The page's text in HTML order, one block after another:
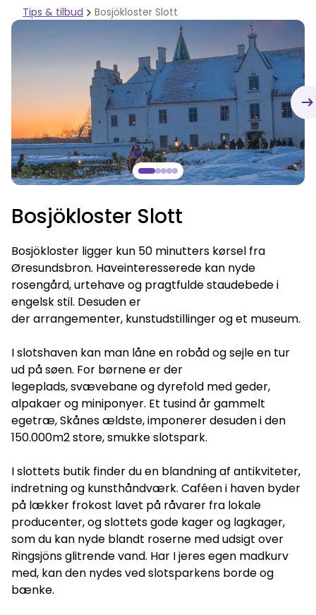
Tips & tilbud Bosjökloster Slott
Bosjökloster Slott
Bosjökloster ligger kun 50 minutters kørsel fra
Øresundsbron. Haveinteresserede kan nyde
rosengård, urtehave og pragtfulde staudebede i
engelsk stil. Desuden er
der arrangementer, kunstudstillinger og et museum.
I slotshaven kan man låne en robåd og sejle en tur
ud på søen. For børnene er der
legeplads, svævebane og dyrefold med geder,
alpakaer og miniponyer. Et tusind år gammelt
egetræ, Skånes ældste, imponerer desuden i den
150.000m2 store, smukke slotspark.
I slottets butik finder du en blandning af antikviteter,
indretning og kunsthåndværk. Caféen i haven byder
på lækker frokost lavet på råvarer fra lokale
producenter, og slottets gode kager og lagkager,
som du kan nyde blandt roserne med udsigt over
Ringsjöns glitrende vand. Har I jeres egen madkurv
med, kan den nydes ved slotsparkens borde og
bænke.